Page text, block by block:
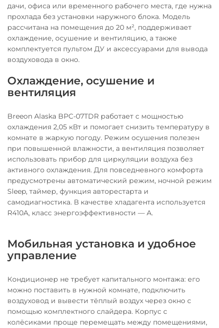
дачи, офиса или временного рабочего места, где нужна
прохлада без установки наружного блока. Модель
рассчитана на помещения до 20 м², поддерживает
охлаждение, осушение и вентиляцию, а также
комплектуется пультом ДУ и аксессуарами для вывода
воздуховода в окно.
Охлаждение, осушение и
вентиляция
Breeon Alaska BPC-07TDR работает с мощностью
охлаждения 2,05 кВт и помогает снизить температуру в
комнате в жаркую погоду. Режим осушения полезен
при повышенной влажности, а вентиляция позволяет
использовать прибор для циркуляции воздуха без
активного охлаждения. Для повседневного комфорта
предусмотрены автоматический режим, ночной режим
Sleep, таймер, функция авторестарта и
самодиагностика. В качестве хладагента используется
R410A, класс энергоэффективности — A.
Мобильная установка и удобное
управление
Кондиционер не требует капитального монтажа: его
можно поставить в нужной комнате, подключить
воздуховод и вывести тёплый воздух через окно с
помощью комплектного слайдера. Корпус с
колёсиками проще перемещать между помещениями,